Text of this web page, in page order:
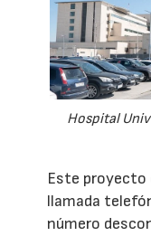
Hospital
Este proyecto
llamada
número